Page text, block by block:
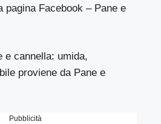
pagina Facebook – Pane e
e cannella: umida,
proviene da Pane e
Pubblicità